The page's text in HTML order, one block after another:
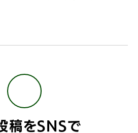
稿をSNSで